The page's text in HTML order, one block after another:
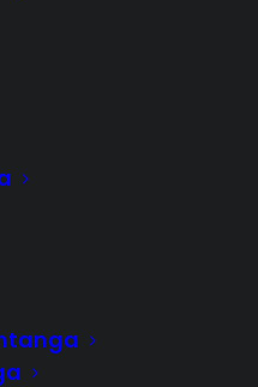
&
och terapeutisk
att slappna av och
med få stunder till
jagande och ordet